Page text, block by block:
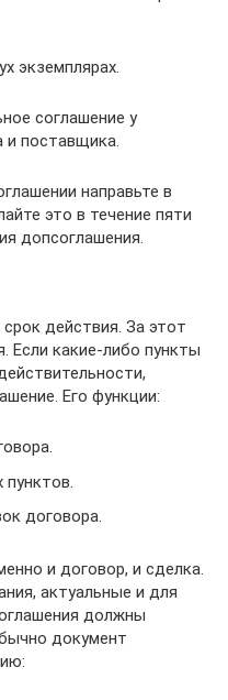
экземплярах.
соглашение у
и поставщика.
направьте в
это в течение пяти
допсоглашения.
действия. За этот
Если какие-либо пункты
Его функции:
договора.
и договор, и сделка.
актуальные и для
должны
документ